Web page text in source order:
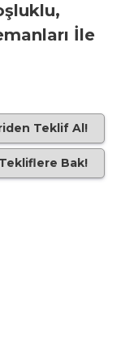
İle
Teklif Al!
Bak!